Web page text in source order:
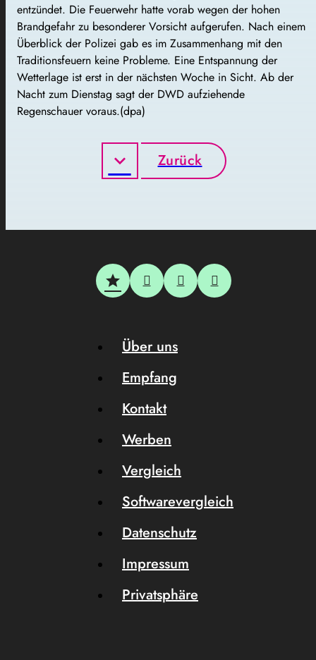
entzündet. Die Feuerwehr hatte vorab wegen der hohen
Brandgefahr zu besonderer Vorsicht aufgerufen. Nach einem
Überblick der Polizei gab es im Zusammenhang mit den
Traditionsfeuern keine Probleme. Eine Entspannung der
Wetterlage ist erst in der nächsten Woche in Sicht. Ab der
Nacht zum Dienstag sagt der DWD aufziehende
Regenschauer voraus.(dpa)
Zurück
Über uns
Empfang
Kontakt
Werben
Vergleich
Softwarevergleich
Datenschutz
Impressum
Privatsphäre